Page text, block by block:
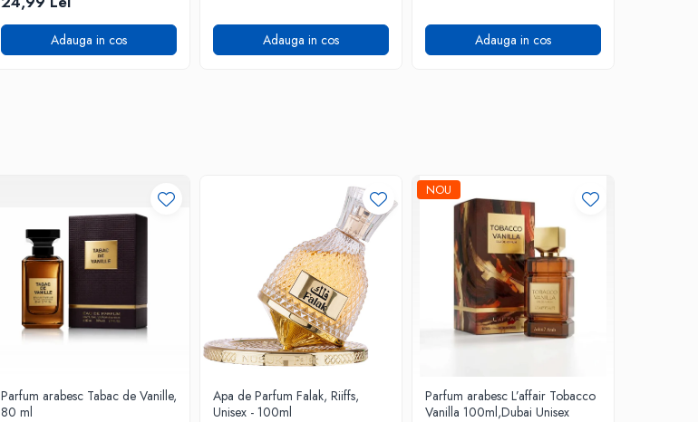
Adauga in cos Adauga in cos Adauga in cos
Parfum arabesc Tabac de Vanille,
80 ml
Apa de Parfum Falak, Riiffs,
Unisex - 100ml
NOU
Parfum arabesc L’affair Tobacco
Vanilla 100ml,Dubai Unisex